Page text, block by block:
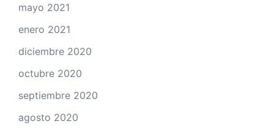
mayo 2021
enero 2021
diciembre 2020
octubre 2020
septiembre 2020
agosto 2020